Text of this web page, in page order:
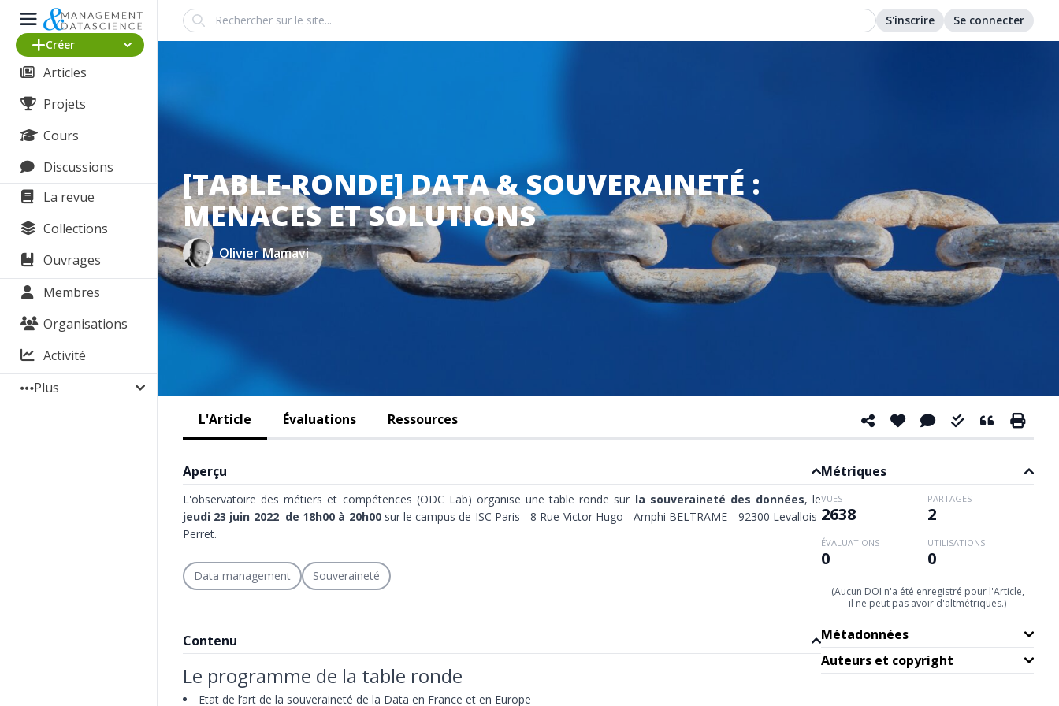
Créer
Articles
Projets
Cours
Discussions
La revue
Collections
Ouvrages
Membres
Organisations
Activité
Plus
Search S'inscrire Se connecter
[TABLE-RONDE] DATA & SOUVERAINETÉ :
MENACES ET SOLUTIONS
Olivier Mamavi
L'Article Évaluations Ressources
Aperçu
L'observatoire des métiers et compétences (ODC Lab) organise une table ronde sur la souveraineté des données, le
jeudi 23 juin 2022 de 18h00 à 20h00sur le campus de ISC Paris - 8 Rue Victor Hugo - Amphi BELTRAME - 92300 Levallois-
Perret.
Data management Souveraineté
Contenu
Le programme de la table ronde
Etat de l’art de la souveraineté de la Data en France et en Europe
Métriques
VUES
2638
PARTAGES
2
ÉVALUATIONS
0
UTILISATIONS
0
(Aucun DOI n'a été enregistré pour l'Article,
il ne peut pas avoir d'altmétriques.)
Métadonnées
Auteurs et copyright